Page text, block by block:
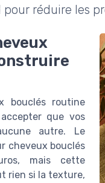
réduire les
bouclés routine
que vos
autre. Le
cheveux bouclés
mais cette
rien si la texture,